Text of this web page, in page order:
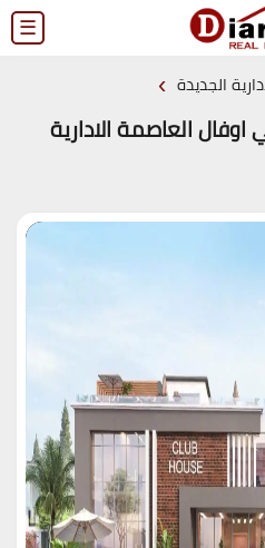
☰
الجديدة ›
اوفال العاصمة الادارية